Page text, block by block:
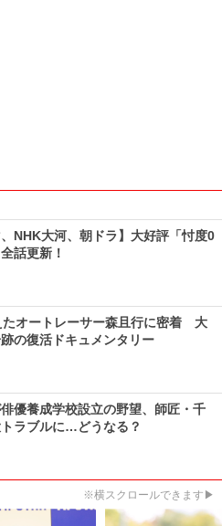
、NHK大河、朝ドラ】大好評「忖度0
話更新！
たオートレーサー森且行に密着 大
の復活ドキュメンタリー
優養成学校設立の野望、師匠・千
ラブルに…どうなる？
※横スクロールできます▶